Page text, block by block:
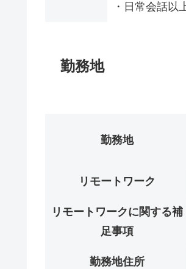
・日常会話以
勤務地
勤務地
リモートワーク
リモートワークに関する補
足事項
勤務地住所